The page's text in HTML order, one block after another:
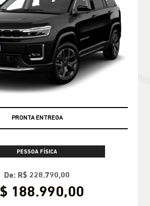
PRONTA ENTREGA
PESSOA FÍSICA
De: R$ 228.790,00
188.990,00